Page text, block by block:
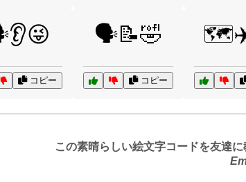
コピー
🗣️📝🤣
コピー
この素晴らしい絵文字コードを友達